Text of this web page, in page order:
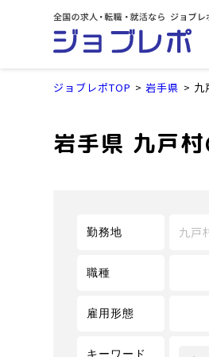
ジョブレポTOP 岩手県 九
岩手県 九戸
勤務地 九戸
職種
雇用形態
キーワード